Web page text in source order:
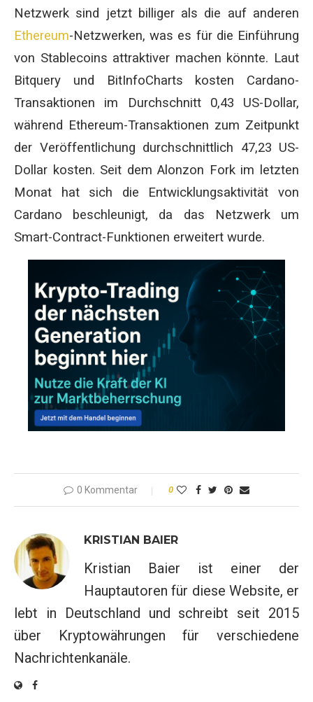
Netzwerk sind jetzt billiger als die auf anderen
Ethereum-Netzwerken, was es für die Einführung
von Stablecoins attraktiver machen könnte. Laut
Bitquery und BitInfoCharts kosten Cardano-
Transaktionen im Durchschnitt 0,43 US-Dollar,
während Ethereum-Transaktionen zum Zeitpunkt
der Veröffentlichung durchschnittlich 47,23 US-
Dollar kosten. Seit dem Alonzon Fork im letzten
Monat hat sich die Entwicklungsaktivität von
Cardano beschleunigt, da das Netzwerk um
Smart-Contract-Funktionen erweitert wurde.
0 Kommentar 0
KRISTIAN BAIER
Kristian Baier ist einer der
Hauptautoren für diese Website, er
lebt in Deutschland und schreibt seit 2015
über Kryptowährungen für verschiedene
Nachrichtenkanäle.